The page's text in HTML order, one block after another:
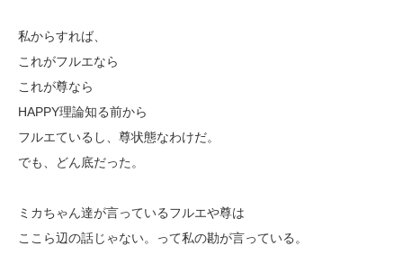
私からすれば、
これがフルエなら
これが尊なら
HAPPY理論知る前から
フルエているし、尊状態なわけだ。
でも、どん底だった。
ミカちゃん達が言っているフルエや尊は
ここら辺の話じゃない。って私の勘が言っている。